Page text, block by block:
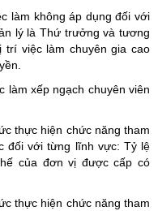
làm không áp dụng đối với
lý là Thứ trưởng và tương
trí việc làm chuyên gia cao
làm xếp ngạch chuyên viên
thực hiện chức năng tham
đối với từng lĩnh vực: Tỷ lệ
của đơn vị được cấp có
thực hiện chức năng tham